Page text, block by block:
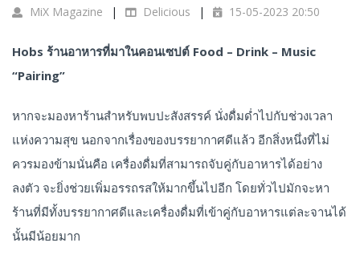
MiX Magazine Delicious 15-05-2023 20:50
Hobs ร้านอาหารที่มาในคอนเซปต์ Food – Drink – Music
“Pairing”
หากจะมองหาร้านสำหรับพบปะสังสรรค์ นั่งดื่มด่ำไปกับช่วงเวลา
แห่งความสุข นอกจากเรื่องของบรรยากาศดีแล้ว อีกสิ่งหนึ่งที่ไม่
ควรมองข้ามนั่นคือ เครื่องดื่มที่สามารถจับคู่กับอาหารได้อย่าง
ลงตัว จะยิ่งช่วยเพิ่มอรรถรสให้มากขึ้นไปอีก โดยทั่วไปมักจะหา
ร้านที่มีทั้งบรรยากาศดีและเครื่องดื่มที่เข้าคู่กับอาหารแต่ละจานได้
นั้นมีน้อยมาก